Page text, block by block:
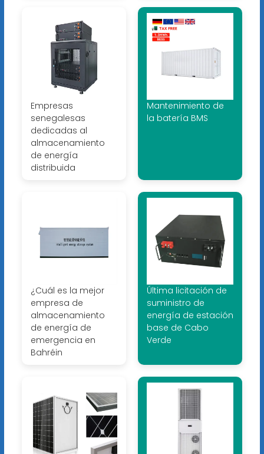
Empresas
senegalesas
dedicadas al
almacenamiento
de energía
distribuida
Mantenimiento de
la batería BMS
¿Cuál es la mejor
empresa de
almacenamiento
de energía de
emergencia en
Bahréin
Última licitación de
suministro de
energía de estación
base de Cabo
Verde